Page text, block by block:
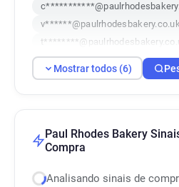
v******@paulrhodesbakery.co.uk
Mostrar todos (6)
Paul Rhodes Bakery
Compra
Analisando sinais de